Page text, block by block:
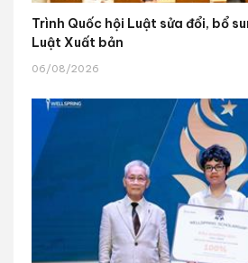
Trình Quốc hội Luật sửa đổi, bổ
Luật Xuất bản
06/08/2026